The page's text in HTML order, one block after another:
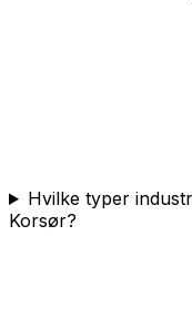
Hvilke typer
Korsør?